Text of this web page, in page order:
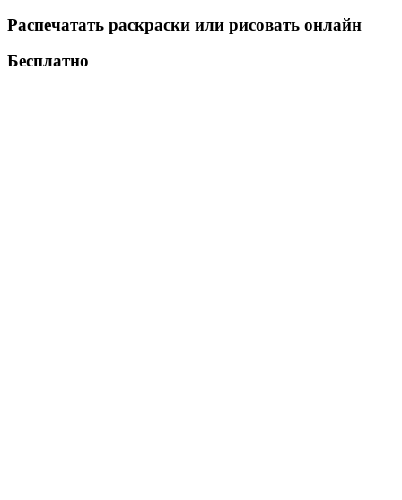
Распечатать раскраски или рисовать онлайн
Бесплатно